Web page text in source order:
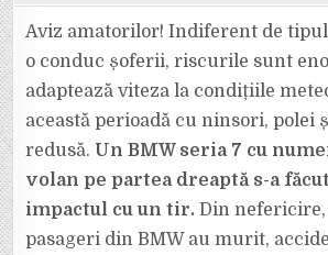
Aviz amatorilor! Indiferent de
o conduc șoferii, riscurile sunt
adaptează viteza la condițiile
această perioadă cu ninsori, polei
redusă. Un BMW seria 7 cu
volan pe partea dreaptă s-a
impactul cu un tir. Din
pasageri din BMW au murit,